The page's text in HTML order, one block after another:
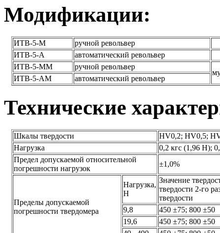
Модификации:
ИТВ-5-М
ручной револьвер
ИТВ-5-А
автоматический револьвер
ИТВ-5-ММ
ручной револьвер
ИТВ-5-АМ автоматический револьвер
Технические
Шкалы твердости
HV0,2; HV0,5;
Нагрузка
0,2 кгс (1,96 Н);
Предел допускаемой относительной
погрешности нагрузок
±1,0%
Пределы допускаемой
погрешности твердомера
Нагрузка,
Н
Значение
твердости 2-го
твердости
9,8
450 ±75; 800 ±50
19,6
450 ±75; 800 ±50